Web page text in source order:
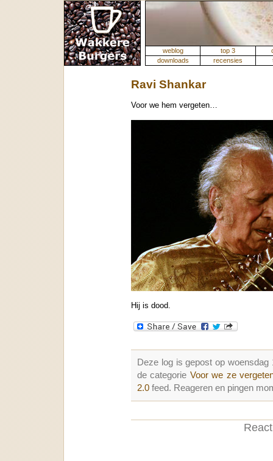
weblog top 3
downloads
recensies
Ravi Shankar
Voor we hem vergeten…
Hij is dood.
Deze log is gepost op
de categorie Voor we ze
2.0 feed. Reageren en pingen